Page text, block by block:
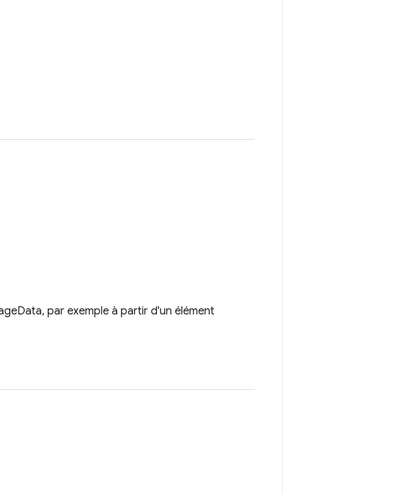
par exemple à partir d'un élément